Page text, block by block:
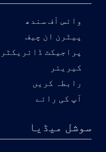
وائس آف سندھ
پیٹرن ان چیف
پراجیکٹ ڈائریکٹر
کیریئر
رابطہ کریں
آپ کی رائے
سوشل میڈیا